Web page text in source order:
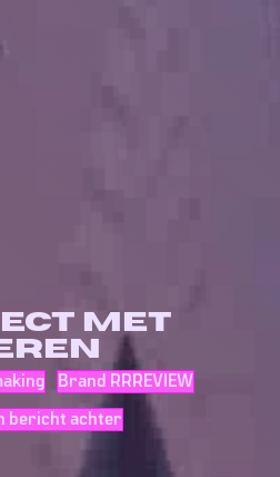
met
Brand RRREVIEW
bericht achter